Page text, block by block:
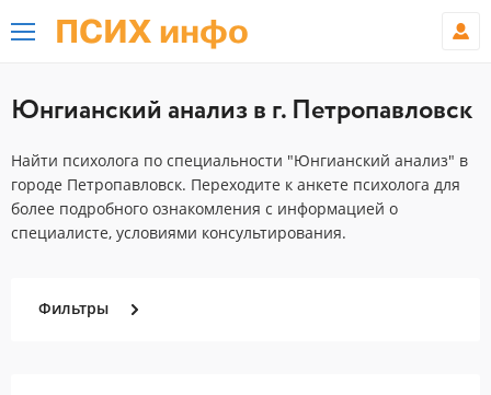
ПСИХ инфо
Юнгианский анализ в г. Петропавловск
Найти психолога по специальности "Юнгианский анализ" в
городе Петропавловск. Переходите к анкете психолога для
более подробного ознакомления с информацией о
специалисте, условиями консультирования.
Фильтры